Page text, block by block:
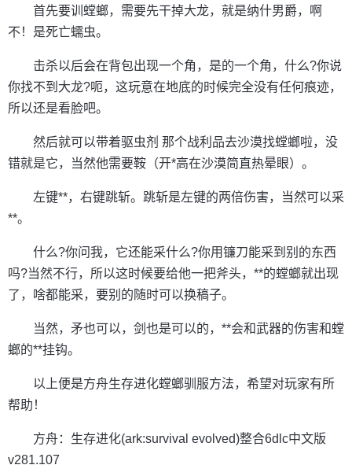
首先要训螳螂，需要先干掉大龙，就是纳什男爵，啊
不！是死亡蠕虫。
击杀以后会在背包出现一个角，是的一个角，什么?你说
你找不到大龙?呃，这玩意在地底的时候完全没有任何痕迹，
所以还是看脸吧。
然后就可以带着驱虫剂 那个战利品去沙漠找螳螂啦，没
错就是它，当然他需要鞍（开*高在沙漠简直热晕眼）。
左键**，右键跳斩。跳斩是左键的两倍伤害，当然可以采
**。
什么?你问我，它还能采什么?你用镰刀能采到别的东西
吗?当然不行，所以这时候要给他一把斧头，**的螳螂就出现
了，啥都能采，要别的随时可以换稿子。
当然，矛也可以，剑也是可以的，**会和武器的伤害和螳
螂的**挂钩。
以上便是方舟生存进化螳螂驯服方法，希望对玩家有所
帮助！
方舟：生存进化(ark:survival evolved)整合6dlc中文版
v281.107